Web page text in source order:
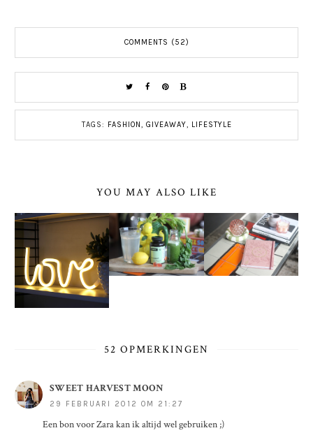
COMMENTS (52)
TAGS: FASHION , GIVEAWAY, LIFESTYLE
YOU MAY ALSO LIKE
52 OPMERKINGEN
SWEET HARVEST MOON
29 FEBRUARI 2012 OM 21:27
Een bon voor Zara kan ik altijd wel gebruiken ;)